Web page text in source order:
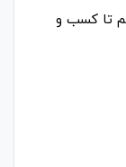
تا کسب و